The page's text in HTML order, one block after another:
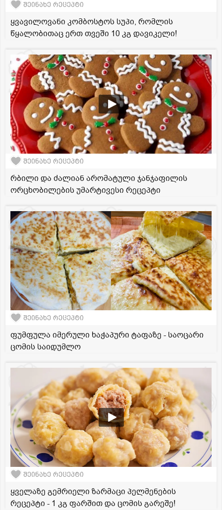
შეინახე რეცეპტი
ყვავილოვანი კომბოსტოს სუპი, რომლის
წყალობითაც ერთ თვეში 10 კგ დავიკელი!
შეინახე რეცეპტი
რბილი და ძალიან არომატული ჯანჯაფილის
ორცხობილების უმარტივესი რეცეპტი
შეინახე რეცეპტი
ფუმფულა იმერული ხაჭაპური ტაფაზე - საოცარი
ცომის საიდუმლო
შეინახე რეცეპტი
ყველაზე გემრიელი ზარმაცი პელმენების
რეცეპტი - 1 კგ ფარშით და ცომის გარეშე!